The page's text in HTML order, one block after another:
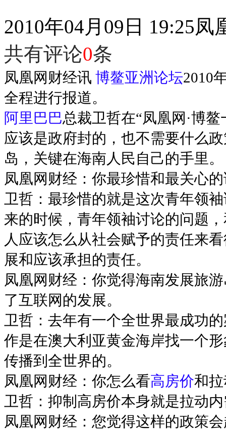
2010年04月09日 19:25凤
共有评论0条
凤凰网财经讯 博鳌亚洲论坛2010
全程进行报道。
阿里巴巴总裁卫哲在“凤凰网·博
应该是政府封的，也不需要什么
岛，关键在海南人民自己的手里。
凤凰网财经：你最珍惜和最关心
卫哲：最珍惜的就是这次青年领
来的时候，青年领袖讨论的问题
人应该怎么从社会赋予的责任来
展和应该承担的责任。
凤凰网财经：你觉得海南发展旅
了互联网的发展。
卫哲：去年有一个全世界最成功
作是在澳大利亚黄金海岸找一个
传播到全世界的。
凤凰网财经：你怎么看高房价和
卫哲：抑制高房价本身就是拉动
凤凰网财经：您觉得这样的政策